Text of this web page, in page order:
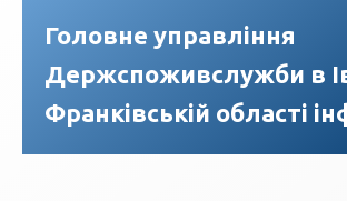
Головне управління
Держспоживслужби в
Франківській області